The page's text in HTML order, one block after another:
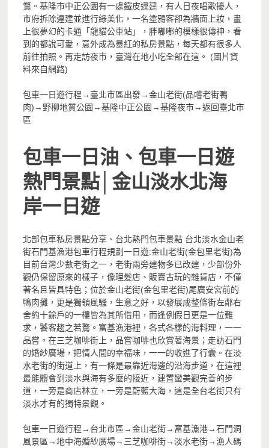
鶩。基隆市中正公園有一處鐵皮違建，有人日夜唱歌擾人，
市府拆除違建並進行綠美化，一名塗鴉客卻為牆面上妝，畫
上很夢幻的卡通「龍貓公車站」，胖嘟嘟的模樣很傳神，看
到的都說可愛，意外成為暴紅的私房景點，每天都有很多人
前往拍照。再走訪夜市，臺灣在地小吃全部在這。 (圖片資
料來自網路)
包車一日遊行程→臺北市區出發→金山老街(品嚐老街鴨
肉)→野柳地質公園→基隆中正公園→基隆夜市→返回臺北市
區
包車一日油、包車一日遊
熱門景點│金山淡水北海
岸一日遊
北部包車私房景點分享、台北熱門包車景點 台北淡水金山老
街石門基漁港包車行程規劃一日遊:金山老街(金包里老街)為
目前台灣少數老街之一，老街兩旁建物多已改建，少部份外
觀仍保留原來的樣子，像理髮店、販賣古玩的雜貨店，不僅
著名且皆具特色；位於金山老街(金包里老街)尾廣安宮前的
鴨肉攤，更是獨領風騷，生意之好，以發展成整條街左鄰右
舍約十餘戶的一樓皆為其所借用，而逢例假日更是一位難
求，饕客趨之若鶩。富基漁港裡，各式各樣的海料理，一一
品嘗。在三芝咖啡街上，品嘗咖啡也欣賞著海景；走訪石門
的婚紗廣場，把情人間的幸福味，一一的收進了行囊。在淡
水老街的街道上，有一條是最靠近海邊的沿海步道，在這裡
最能體會到淡水與海有多麼的接近，建置蠻美觀完善的步
道，一旁是商店林立，一旁是蔚藍大海，這是全台老街只有
淡水才有的獨特景觀。
包車一日遊行程→台北市區→金山老街→富基漁港→石門洞
風景區→地中海婚紗廣場→三芝咖啡街→淡水老街→漁人碼